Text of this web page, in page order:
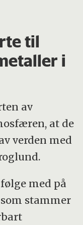
til
i
av
at de
verden med
med på
stammer